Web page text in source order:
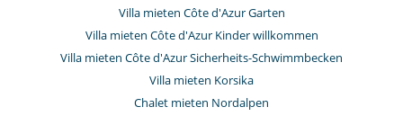
Villa mieten Côte d'Azur Garten
Villa mieten Côte d'Azur Kinder willkommen
Villa mieten Côte d'Azur Sicherheits-Schwimmbecken
Villa mieten Korsika
Chalet mieten Nordalpen